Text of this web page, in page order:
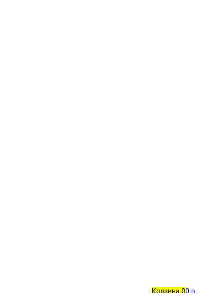
Корзина 00 р.